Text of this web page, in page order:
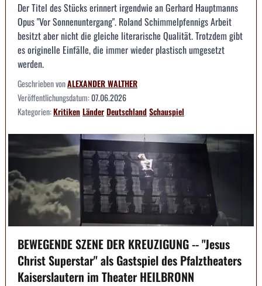
Der Titel des Stücks erinnert irgendwie an Gerhard Hauptmanns
Opus "Vor Sonnenuntergang". Roland Schimmelpfennigs Arbeit
besitzt aber nicht die gleiche literarische Qualität. Trotzdem gibt
es originelle Einfälle, die immer wieder plastisch umgesetzt
werden.
Geschrieben vonALEXANDER WALTHER
Veröffentlichungsdatum:07.06.2026
Kategorien:KritikenLänderDeutschlandSchauspiel
BEWEGENDE SZENE DER KREUZIGUNG -- "Jesus
Christ Superstar" als Gastspiel des Pfalztheaters
Kaiserslautern im Theater HEILBRONN